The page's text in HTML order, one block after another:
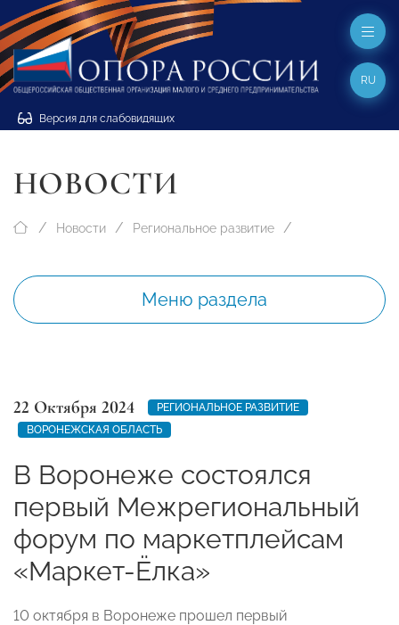
Версия для слабовидящих
RU
НОВОСТИ
Новости Региональное развитие
Меню раздела
22 Октября 2024
РЕГИОНАЛЬНОЕ РАЗВИТИЕ
ВОРОНЕЖСКАЯ ОБЛАСТЬ
В Воронеже состоялся
первый Межрегиональный
форум по маркетплейсам
«Маркет-Ёлка»
10 октября в Воронеже прошел первый